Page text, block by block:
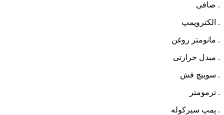
. صافی
. الکتروپمپ
. مانومتر روغن
. مبدل حرارتی
. سوییچ فش
. ترمومتر
. پمپ سیرکوله